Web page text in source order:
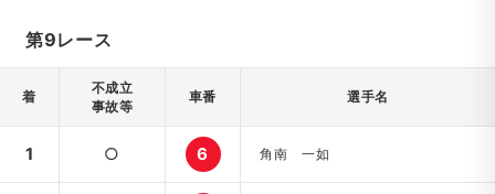
第9レース
着
不成立
事故等
車番 選手名
1 ○ 6 角南 一如